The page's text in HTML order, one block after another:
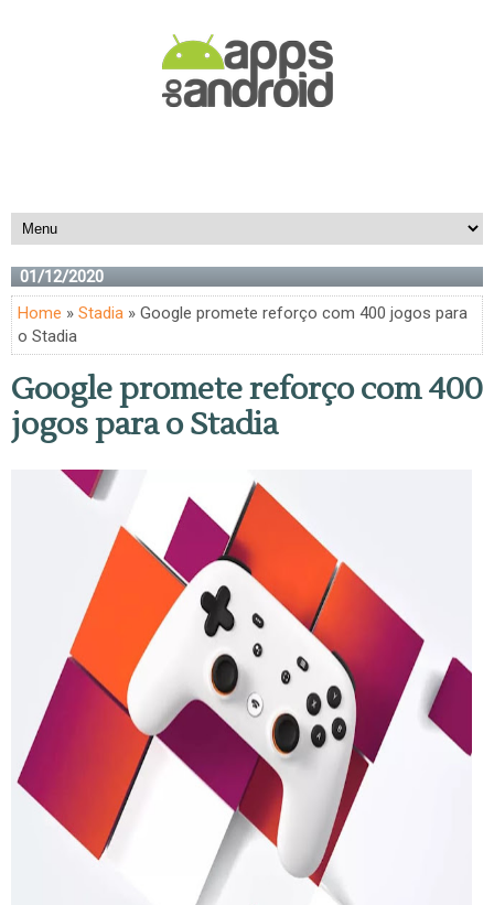
01/12/2020
Home » Stadia » Google promete reforço com 400 jogos para
o Stadia
Google promete reforço com 400
jogos para o Stadia